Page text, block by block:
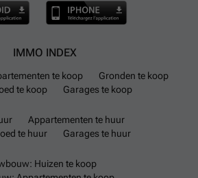
IMMO INDEX
te koop
Gronden te koop
te koop
Garages te koop
Appartementen te huur
te huur
Garages te huur
Huizen te koop